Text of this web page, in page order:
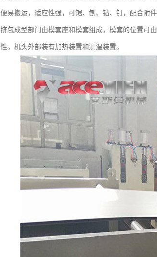
便易搬运，适应性强，可锯、刨、钻、钉，配合附
挤包成型部门由模套座和模套组成，模套的位置可
性。机头外部装有加热装置和测温装置。